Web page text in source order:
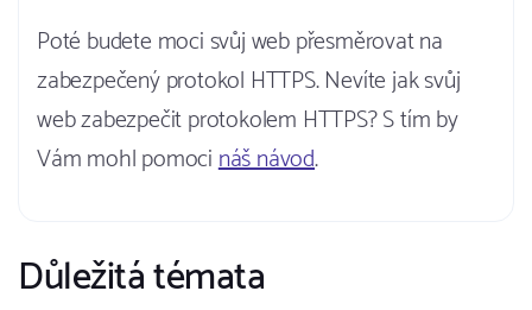
Poté budete moci svůj web přesměrovat na
zabezpečený protokol HTTPS. Nevíte jak svůj
web zabezpečit protokolem HTTPS? S tím by
Vám mohl pomocináš návod.
Důležitá témata